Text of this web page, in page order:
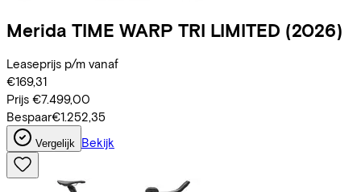
Merida TIME WARP TRI LIMITED (2026)
Leaseprijs p/m vanaf
€169,31
Prijs €7.499,00
Bespaar€1.252,35
Vergelijk Bekijk